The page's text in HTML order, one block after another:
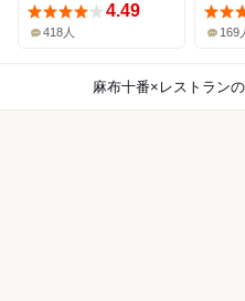
4.49
418人 169
麻布十番×レストラン